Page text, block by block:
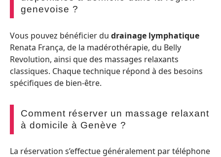
genevoise ?
Vous pouvez bénéficier du drainage lymphatique
Renata França, de la madérothérapie, du Belly
Revolution, ainsi que des massages relaxants
classiques. Chaque technique répond à des besoins
spécifiques de bien-être.
Comment réserver un massage relaxant
à domicile à Genève ?
La réservation s’effectue généralement par téléphone